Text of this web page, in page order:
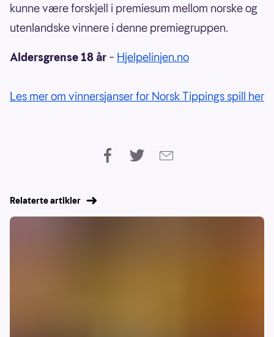
kunne være forskjell i premiesum mellom norske og
utenlandske vinnere i denne premiegruppen.
Aldersgrense 18 år – Hjelpelinjen.no
Les mer om vinnersjanser for Norsk Tippings spill her
Relaterte artikler